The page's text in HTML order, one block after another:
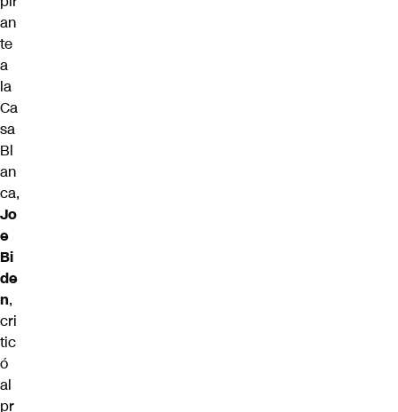
an
te
a
la
Ca
sa
Bl
an
ca,
Jo
e
Bi
de
n,
cri
tic
ó
al
pr